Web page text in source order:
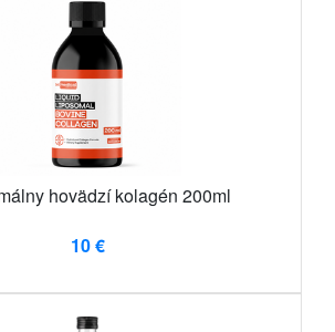
hovädzí kolagén 200ml
10 €